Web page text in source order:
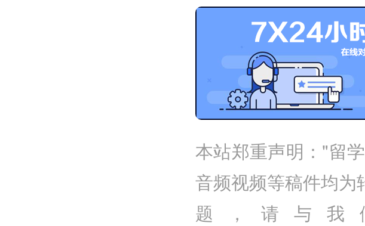
本站郑重声明："留
音频视频等稿件均为
题，请与我